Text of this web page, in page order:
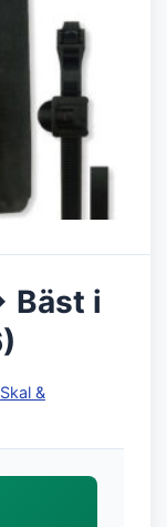
Bäst i
Skal &